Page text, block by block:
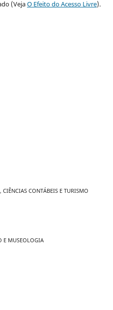
(VejaO Efeito do Acesso Livre).
CONTÁBEIS E TURISMO
E MUSEOLOGIA